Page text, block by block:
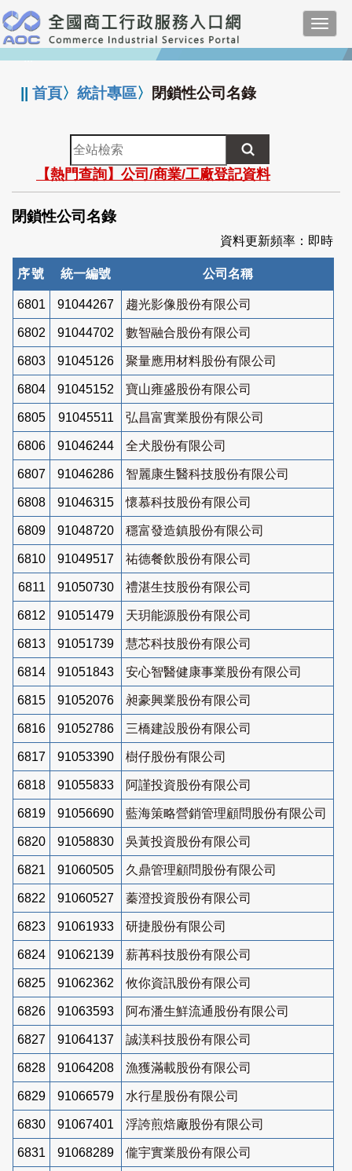
跳
到
主
要
:::
||首頁〉統計專區〉 閉鎖性公司名錄
全
站
檢
索
【熱門查詢】公司/商業/工廠登記資料
閉鎖性公司名錄
資料更新頻率：即時
序號 統一編號 公司名稱
6801 91044267 趨光影像股份有限公司
6802 91044702 數智融合股份有限公司
6803 91045126 聚量應用材料股份有限公司
6804 91045152 寶山雍盛股份有限公司
6805 91045511 弘昌富實業股份有限公司
6806 91046244 全犬股份有限公司
6807 91046286 智麗康生醫科技股份有限公司
6808 91046315 懷慕科技股份有限公司
6809 91048720 穩富發造鎮股份有限公司
6810 91049517 祐德餐飲股份有限公司
6811 91050730 禮湛生技股份有限公司
6812 91051479 天玥能源股份有限公司
6813 91051739 慧芯科技股份有限公司
6814 91051843 安心智醫健康事業股份有限公司
6815 91052076 昶豪興業股份有限公司
6816 91052786 三橋建設股份有限公司
6817 91053390 樹仔股份有限公司
6818 91055833 阿謹投資股份有限公司
6819 91056690 藍海策略營銷管理顧問股份有限公司
6820 91058830 吳黃投資股份有限公司
6821 91060505 久鼎管理顧問股份有限公司
6822 91060527 蓁澄投資股份有限公司
6823 91061933 研捷股份有限公司
6824 91062139 薪苒科技股份有限公司
6825 91062362 攸你資訊股份有限公司
6826 91063593 阿布潘生鮮流通股份有限公司
6827 91064137 誠渼科技股份有限公司
6828 91064208 漁獲滿載股份有限公司
6829 91066579 水行星股份有限公司
6830 91067401 浮誇煎焙廠股份有限公司
6831 91068289 儱宇實業股份有限公司